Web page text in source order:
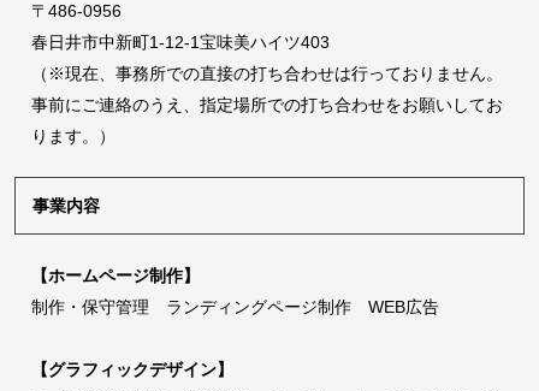
〒486-0956
春日井市中新町1-12-1宝味美ハイツ403
（※現在、事務所での直接の打ち合わせは行っておりません。
事前にご連絡のうえ、指定場所での打ち合わせをお願いしてお
ります。）
事業内容
【ホームページ制作】
制作・保守管理 ランディングページ制作 WEB広告
【グラフィックデザイン】